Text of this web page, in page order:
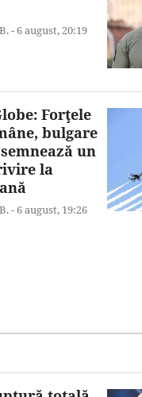
-6 august, 20:19
Forţele
bulgare
un
la
-6 august, 19:26